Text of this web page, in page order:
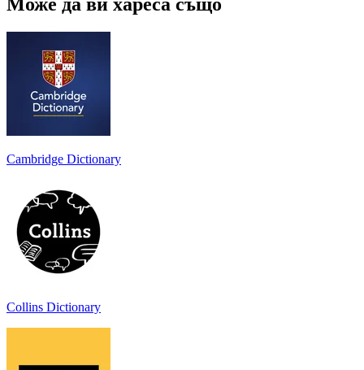
Cambridge Dictionary
Collins Dictionary